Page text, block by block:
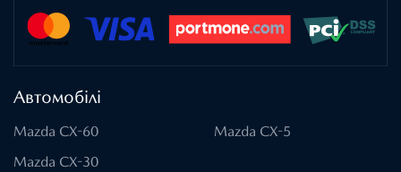
Автомобілі
Mazda CX-60
Mazda CX-5
Mazda CX-30